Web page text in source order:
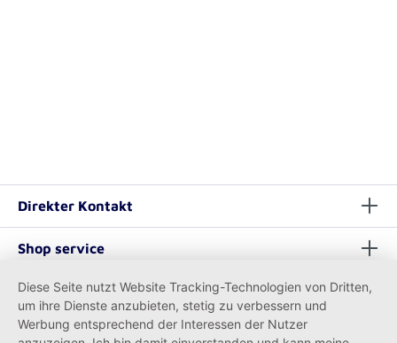
Direkter Kontakt
Shop service
Informationen
Diese Seite nutzt Website Tracking-Technologien von Dritten,
um ihre Dienste anzubieten, stetig zu verbessern und
Werbung entsprechend der Interessen der Nutzer